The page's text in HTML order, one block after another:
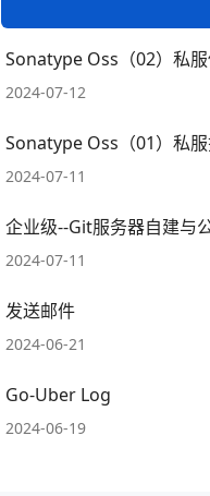
Sonatype Oss（02）私
2024-07-12
Sonatype Oss（01）私
2024-07-11
企业级--Git服务器自建与
2024-07-11
发送邮件
2024-06-21
Go-Uber Log
2024-06-19